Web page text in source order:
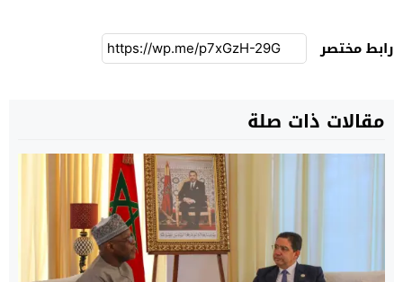
رابط مختصر
مقالات ذات صلة